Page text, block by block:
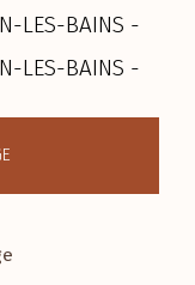
LES-BAINS -
LES-BAINS -